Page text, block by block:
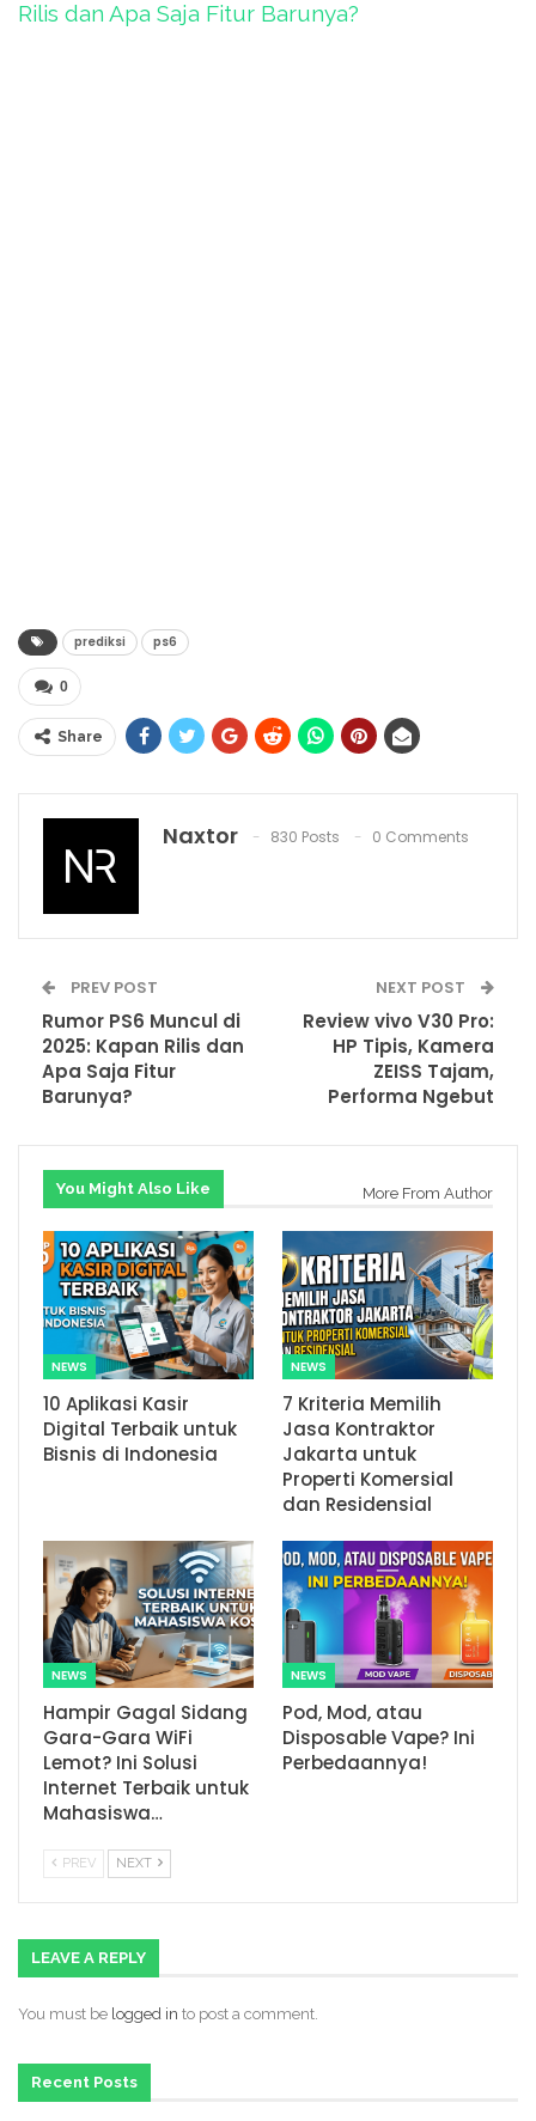
Rilis dan Apa Saja Fitur Barunya?
prediksi ps6
0
Share
Naxtor 830 Posts 0 Comments
PREV POST
Rumor PS6 Muncul di
2025: Kapan Rilis dan
Apa Saja Fitur
Barunya?
NEXT POST
Review vivo V30 Pro:
HP Tipis, Kamera
ZEISS Tajam,
Performa Ngebut
You Might Also Like More From Author
NEWS
10 Aplikasi Kasir
Digital Terbaik untuk
Bisnis di Indonesia
NEWS
7 Kriteria Memilih
Jasa Kontraktor
Jakarta untuk
Properti Komersial
dan Residensial
NEWS
Hampir Gagal Sidang
Gara-Gara WiFi
Lemot? Ini Solusi
Internet Terbaik untuk
Mahasiswa…
NEWS
Pod, Mod, atau
Disposable Vape? Ini
Perbedaannya!
PREV NEXT
LEAVE A REPLY
You must be logged in to post a comment.
Recent Posts